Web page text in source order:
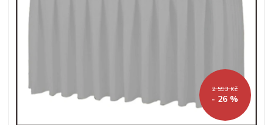
2 593 Kč
- 26 %